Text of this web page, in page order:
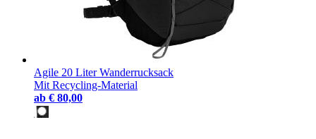
Agile 20 Liter Wanderrucksack
Mit Recycling-Material
ab € 80,00